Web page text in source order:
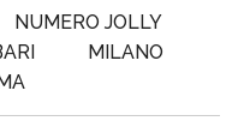
NUMERO JOLLY
MILANO